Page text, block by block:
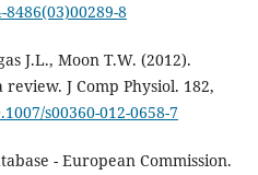
8
J.L., Moon T.W. (2012).
J Comp Physiol. 182,
s00360-012-0658-7
- European Commission.